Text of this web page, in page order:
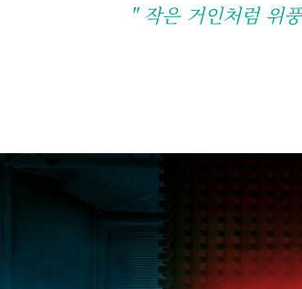
" 작은 거인처럼 위